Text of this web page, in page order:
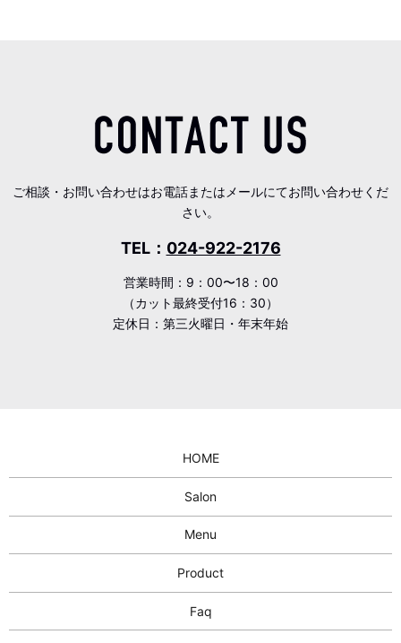
ご相談・お問い合わせはお電話またはメールにてお問い合わせくだ
さい。
TEL： 024-922-2176
営業時間：9：00〜18：00
（カット最終受付16：30）
定休日：第三火曜日・年末年始
HOME
Salon
Menu
Product
Faq